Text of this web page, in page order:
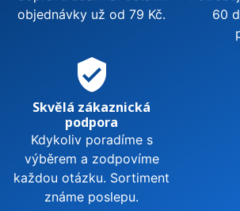
objednávky už od 79 Kč.
60
verified_user
Skvělá zákaznická
podpora
Kdykoliv poradíme s
výběrem a zodpovíme
každou otázku. Sortiment
známe poslepu.